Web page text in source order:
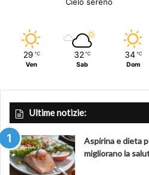
29 ℃
Ven
32 ℃
Sab
34 ℃
Dom
Ultime notizie:
Aspirina e dieta
migliorano la